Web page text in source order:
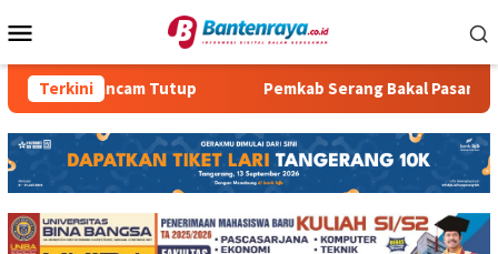
ke
Mobile
Terkini
Terancam Tutup Pemkab Serang Bakal Pasang